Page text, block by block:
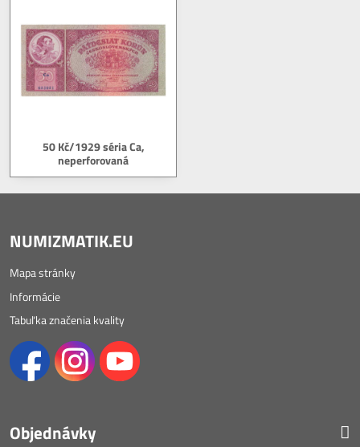
50 Kč/1929 séria Ca,
neperforovaná
NUMIZMATIK.EU
Mapa stránky
Informácie
Tabuľka značenia kvality
Objednávky